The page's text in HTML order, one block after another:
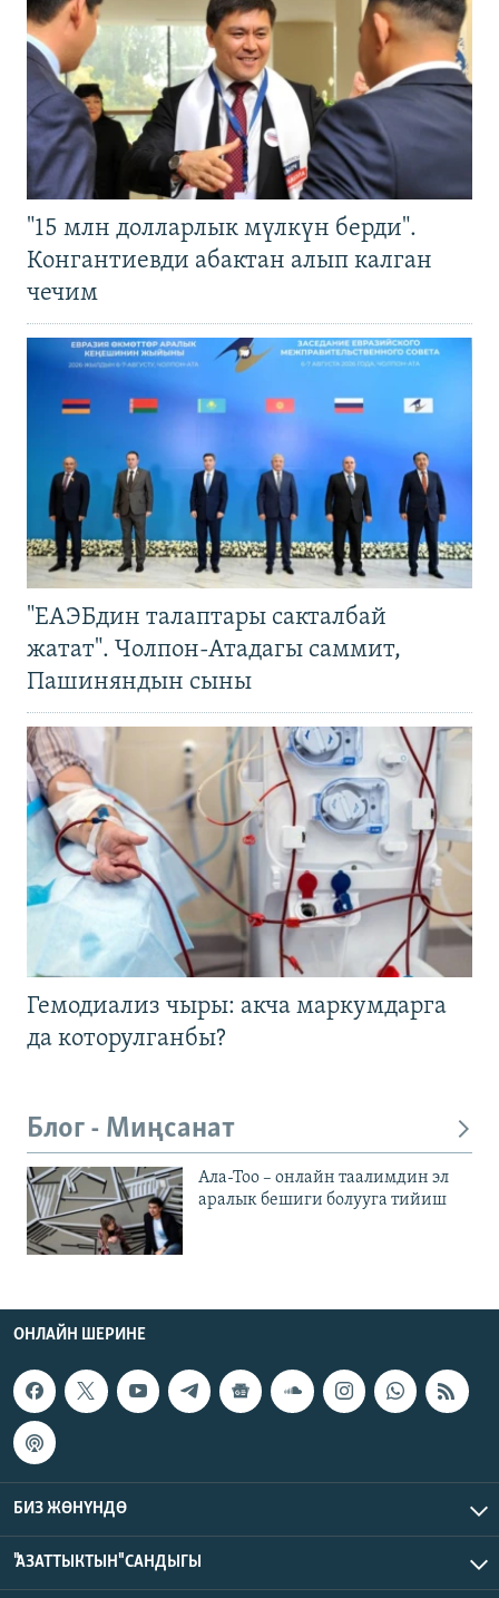
"15 млн долларлык мүлкүн берди".
Конгантиевди абактан алып калган
чечим
"ЕАЭБдин талаптары сакталбай
жатат". Чолпон-Атадагы саммит,
Пашиняндын сыны
Гемодиализ чыры: акча маркумдарга
да которулганбы?
Блог - Миңсанат
Ала-Тоо – онлайн таалимдин эл
аралык бешиги болууга тийиш
ОНЛАЙН ШЕРИНЕ
БИЗ ЖӨНҮНДӨ
"АЗАТТЫКТЫН" САНДЫГЫ